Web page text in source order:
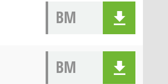
BM
BM